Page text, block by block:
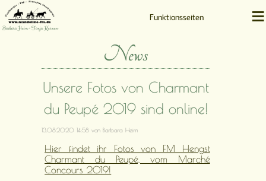
Barbara Heim • Tanja Kernen
Funktionsseiten ≡
News
Unsere Fotos von Charmant
du Peupé 2019 sind online!
13.08.2020 14:58 von Barbara Heim
Hier findet ihr Fotos von FM Hengst
Charmant du Peupé, vom Marché
Concours 2019!